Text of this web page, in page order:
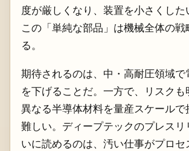
度が厳しくなり、装置を小さくした
この「単純な部品」は機械全体の戦
る。
期待されるのは、中・高耐圧領域で
を下げることだ。一方で、リスクも
異なる半導体材料を量産スケールで
難しい。ディープテックのプレスリ
いに読めるのは、汚い仕事がプロセ